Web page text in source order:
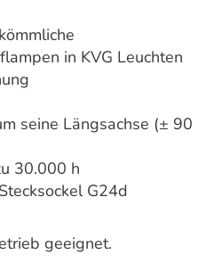
in KVG Leuchten
seine Längsachse (± 90
30.000 h
G24d
geeignet.